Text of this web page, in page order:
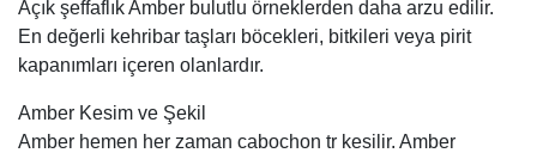
Açık şeffaflık Amber bulutlu örneklerden daha arzu edilir.
En değerli kehribar taşları böcekleri, bitkileri veya pirit
kapanımları içeren olanlardır.
Amber Kesim ve Şekil
Amber hemen her zaman cabochon tr kesilir. Amber